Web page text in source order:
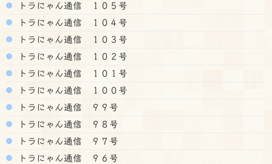
トラにゃん通信 １０５号
トラにゃん通信 １０４号
トラにゃん通信 １０３号
トラにゃん通信 １０２号
トラにゃん通信 １０１号
トラにゃん通信 １００号
トラにゃん通信 ９９号
トラにゃん通信 ９８号
トラにゃん通信 ９７号
トラにゃん通信 ９６号